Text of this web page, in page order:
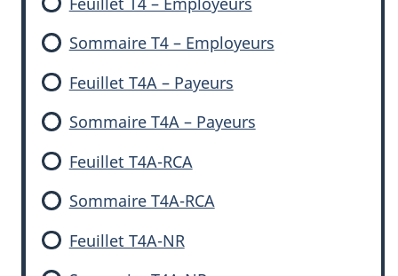
Sommaire T4 – Employeurs
Feuillet T4A – Payeurs
Sommaire T4A – Payeurs
Feuillet T4A-RCA
Sommaire T4A-RCA
Feuillet T4A-NR